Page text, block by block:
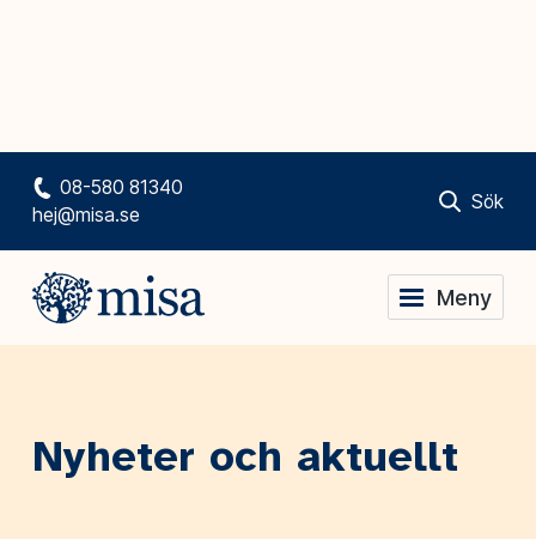
08-580 81340
hej@misa.se
Sök
Meny
Nyheter och aktuellt